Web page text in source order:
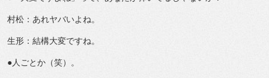
村松：あれヤバいよね。
生形：結構大変ですね。
●人ごとか（笑）。